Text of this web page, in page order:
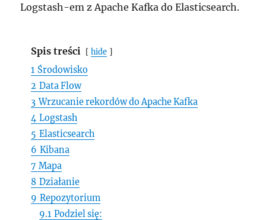
Logstash-em z Apache Kafka do Elasticsearch.
Spis treści hide
1 Środowisko
2 Data Flow
3 Wrzucanie rekordów do Apache Kafka
4 Logstash
5 Elasticsearch
6 Kibana
7 Mapa
8 Działanie
9 Repozytorium
9.1 Podziel się: